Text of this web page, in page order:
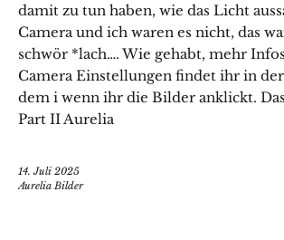
damit zu tun haben, wie das Licht
Camera und ich waren es nicht, das
schwör *lach…. Wie gehabt, mehr
Camera Einstellungen findet ihr in
dem i wenn ihr die Bilder anklickt.
Part II Aurelia
14. Juli 2025
Aurelia Bilder